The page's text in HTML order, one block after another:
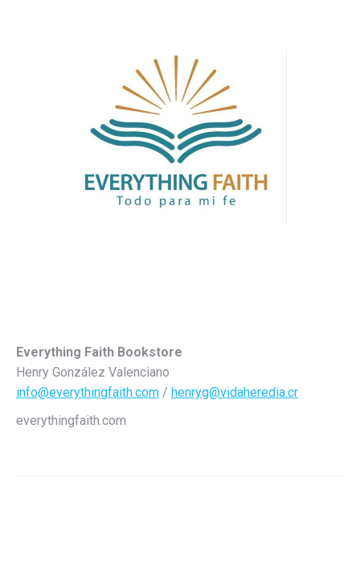
Everything Faith Bookstore
Henry González Valenciano
info@everythingfaith.com / henryg@vidaheredia.cr
everythingfaith.com